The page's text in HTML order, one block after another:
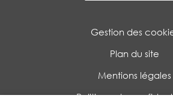
Gestion des
Plan du site
Mentions légales
Politique de